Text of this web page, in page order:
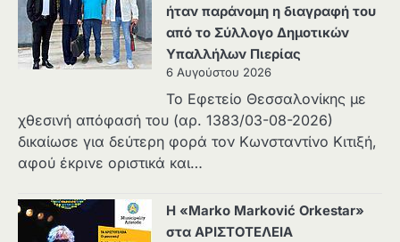
ήταν παράνομη η διαγραφή του
από το Σύλλογο Δημοτικών
Υπαλλήλων Πιερίας
6 Αυγούστου 2026
Το Εφετείο Θεσσαλονίκης με
χθεσινή απόφασή του (αρ. 1383/03-08-2026)
δικαίωσε για δεύτερη φορά τον Κωνσταντίνο Κιτιξή,
αφού έκρινε οριστικά και…
Η «Marko Marković Orkestar»
στα ΑΡΙΣΤΟΤΕΛΕΙΑ